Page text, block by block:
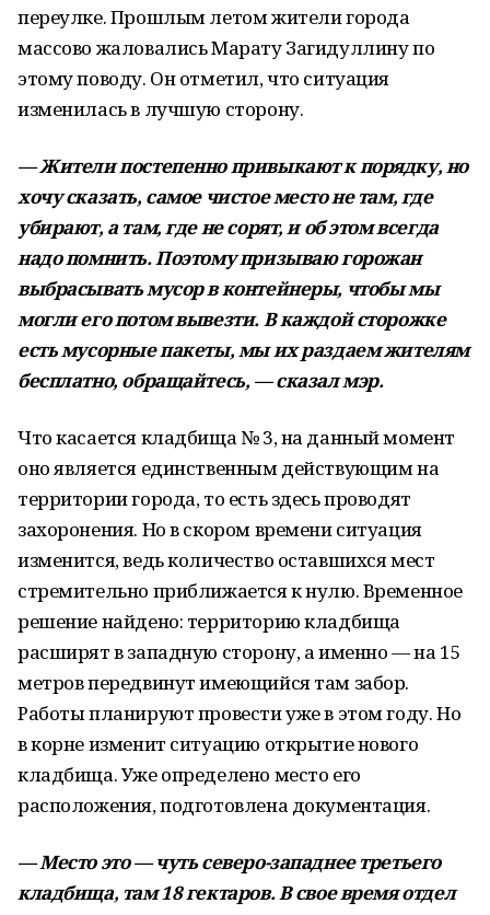
переулке. Прошлым летом жители города
массово жаловались Марату Загидуллину по
этому поводу. Он отметил, что ситуация
изменилась в лучшую сторону.
— Жители постепенно привыкают к порядку, но
хочу сказать, самое чистое место не там, где
убирают, а там, где не сорят, и об этом всегда
надо помнить. Поэтому призываю горожан
выбрасывать мусор в контейнеры, чтобы мы
могли его потом вывезти. В каждой сторожке
есть мусорные пакеты, мы их раздаем жителям
бесплатно, обращайтесь, — сказал мэр.
Что касается кладбища № 3, на данный момент
оно является единственным действующим на
территории города, то есть здесь проводят
захоронения. Но в скором времени ситуация
изменится, ведь количество оставшихся мест
стремительно приближается к нулю. Временное
решение найдено: территорию кладбища
расширят в западную сторону, а именно — на 15
метров передвинут имеющийся там забор.
Работы планируют провести уже в этом году. Но
в корне изменит ситуацию открытие нового
кладбища. Уже определено место его
расположения, подготовлена документация.
— Место это — чуть северо-западнее третьего
кладбища, там 18 гектаров. В свое время отдел